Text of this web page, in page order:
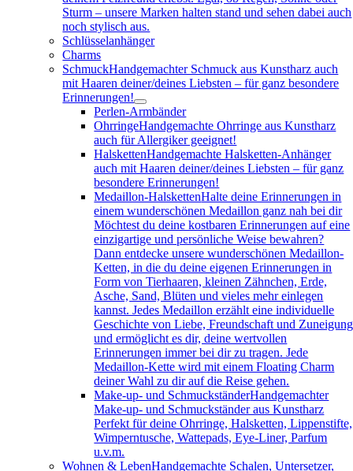
Sturm – unsere Marken halten stand und sehen dabei auch
noch stylisch aus.
Schlüsselanhänger
Charms
SchmuckHandgemachter Schmuck aus Kunstharz auch
mit Haaren deiner/deines Liebsten – für ganz besondere
Erinnerungen!
Perlen-Armbänder
OhrringeHandgemachte Ohrringe aus Kunstharz
auch für Allergiker geeignet!
HalskettenHandgemachte Halsketten-Anhänger
auch mit Haaren deiner/deines Liebsten – für ganz
besondere Erinnerungen!
Medaillon-HalskettenHalte deine Erinnerungen in
einem wunderschönen Medaillon ganz nah bei dir
Möchtest du deine kostbaren Erinnerungen auf eine
einzigartige und persönliche Weise bewahren?
Dann entdecke unsere wunderschönen Medaillon-
Ketten, in die du deine eigenen Erinnerungen in
Form von Tierhaaren, kleinen Zähnchen, Erde,
Asche, Sand, Blüten und vieles mehr einlegen
kannst. Jedes Medaillon erzählt eine individuelle
Geschichte von Liebe, Freundschaft und Zuneigung
und ermöglicht es dir, deine wertvollen
Erinnerungen immer bei dir zu tragen. Jede
Medaillon-Kette wird mit einem Floating Charm
deiner Wahl zu dir auf die Reise gehen.
Make-up- und SchmuckständerHandgemachter
Make-up- und Schmuckständer aus Kunstharz
Perfekt für deine Ohrringe, Halsketten, Lippenstifte,
Wimperntusche, Wattepads, Eye-Liner, Parfum
u.v.m.
Wohnen & LebenHandgemachte Schalen, Untersetzer,